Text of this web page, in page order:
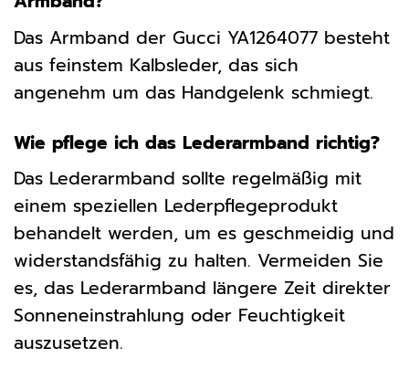
Das Armband der Gucci YA1264077 besteht
aus feinstem Kalbsleder, das sich
angenehm um das Handgelenk schmiegt.
Wie pflege ich das Lederarmband richtig?
Das Lederarmband sollte regelmäßig mit
einem speziellen Lederpflegeprodukt
behandelt werden, um es geschmeidig und
widerstandsfähig zu halten. Vermeiden Sie
es, das Lederarmband längere Zeit direkter
Sonneneinstrahlung oder Feuchtigkeit
auszusetzen.